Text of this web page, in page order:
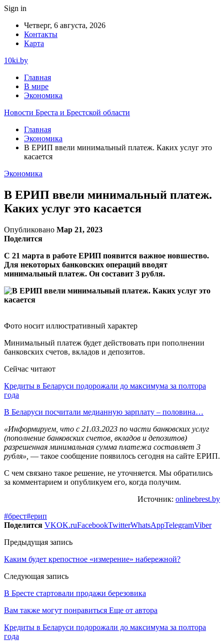
Sign in
Четверг, 6 августа, 2026
Контакты
Карта
10ki.by
Главная
В мире
Экономика
Новости Бреста и Брестской области
Главная
Экономика
В ЕРИП ввели минимальный платеж. Каких услуг это
касается
Экономика
В ЕРИП ввели минимальный платеж.
Каких услуг это касается
Опубликовано Мар 21, 2023
Поделится
С 21 марта в работе ЕРИП появится важное новшество.
Для некоторых банковских операций вводят
минимальный платеж. Он составит 3 рубля.
Фото носит иллюстративный характер
Минимальный платеж будет действовать при пополнении
банковских счетов, вкладов и депозитов.
Сейчас читают
Кредиты в Беларуси подорожали до максимума за полтора
года
В Беларуси посчитали медианную зарплату – половина…
«Информируем, что с 21.03.2023 по части банковских услуг
(пополнение банковских счетов, вкладов и депозитов)
разрешенная минимальная сумма платежа составляет 3
рубля», — такое сообщение появилось сегодня на сайте ЕРИП.
С чем связано такое решение, не уточняется. Мы обратились
за комментарием и опубликуем его, когда получим.
Источник: onlinebrest.by
#брест#ерип
Поделится VKOK.ruFacebookTwitterWhatsAppTelegramViber
Предыдущая запись
Каким будет крепостное «измерение» набережной?
Следующая запись
В Бресте стартовали продажи березовика
Вам также могут понравиться Еще от автора
Кредиты в Беларуси подорожали до максимума за полтора
года